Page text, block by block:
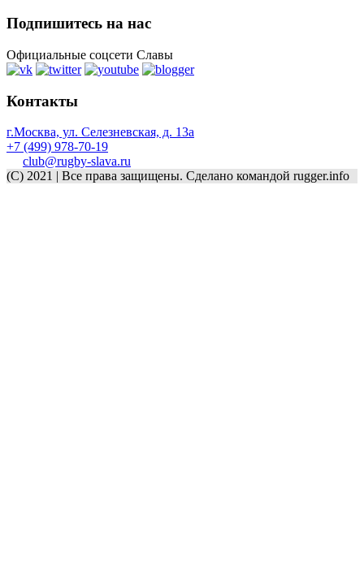
Подпишитесь на нас
Официальные соцсети Славы
Контакты
г.Москва, ул. Селезневская, д. 13a
+7 (499) 978-70-19
club@rugby-slava.ru
(C) 2021 | Все права защищены. Сделано командой rugger.info